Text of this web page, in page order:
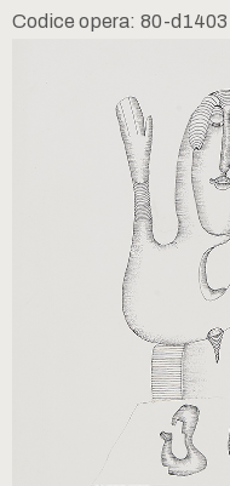
Codice opera: 80-d1403